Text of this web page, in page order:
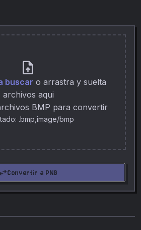
upload_file
buscar o arrastra y suelta
archivos aqui
BMP para convertir
.bmp,image/bmp
Convertir a PNG